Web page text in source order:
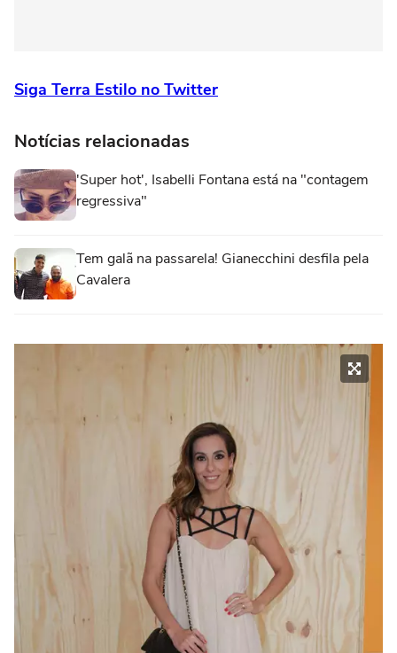
Siga Terra Estilo no Twitter
Notícias relacionadas
'Super hot', Isabelli Fontana está na "contagem
regressiva"
Tem galã na passarela! Gianecchini desfila pela
Cavalera